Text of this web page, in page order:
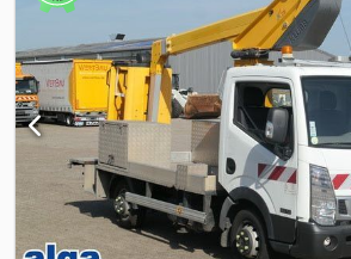
цвет:коричневый , подвеска:другое,
, количество мест:5, количество
2, Год выпуска:2018, номер машины/
VSSKCTND23U0098078
, Оборудование:
дифференциала, всесезонные шины,
система, подушка безопасности,
регистрация грузовика, сажевый фильтр